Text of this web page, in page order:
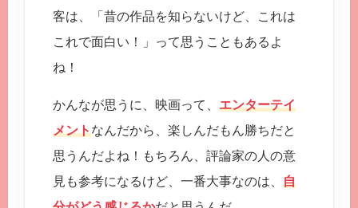
客は、「昔の作品を知らないけど、これは
これで面白い！」って思うこともあるよ
ね！
かんなが思うに、映画って、 エンターテイ
メントなんだから、楽しんだもん勝ちだと
思うんだよね！もちろん、評論家の人の意
見も参考になるけど、一番大事なのは、 自